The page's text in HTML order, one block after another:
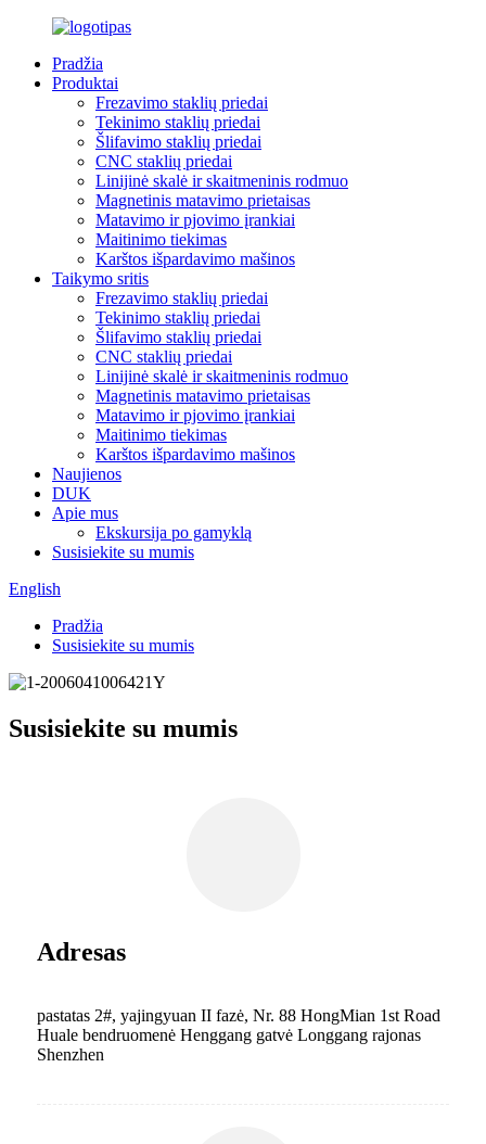
Pradžia
Produktai
Frezavimo staklių priedai
Tekinimo staklių priedai
Šlifavimo staklių priedai
CNC staklių priedai
Linijinė skalė ir skaitmeninis rodmuo
Magnetinis matavimo prietaisas
Matavimo ir pjovimo įrankiai
Maitinimo tiekimas
Karštos išpardavimo mašinos
Taikymo sritis
Frezavimo staklių priedai
Tekinimo staklių priedai
Šlifavimo staklių priedai
CNC staklių priedai
Linijinė skalė ir skaitmeninis rodmuo
Magnetinis matavimo prietaisas
Matavimo ir pjovimo įrankiai
Maitinimo tiekimas
Karštos išpardavimo mašinos
Naujienos
DUK
Apie mus
Ekskursija po gamyklą
Susisiekite su mumis
English
Pradžia
Susisiekite su mumis
Susisiekite su mumis
Adresas
pastatas 2#, yajingyuan II fazė, Nr. 88 HongMian 1st Road
Huale bendruomenė Henggang gatvė Longgang rajonas
Shenzhen